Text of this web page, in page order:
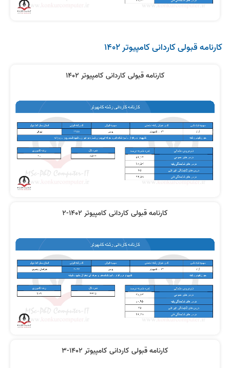
کارنامه قبولی کاردانی کامپیوتر 1402
کارنامه قبولی کاردانی کامپیوتر 1402
کارنامه قبولی کاردانی کامپیوتر 1402-2
کارنامه قبولی کاردانی کامپیوتر 1402-3